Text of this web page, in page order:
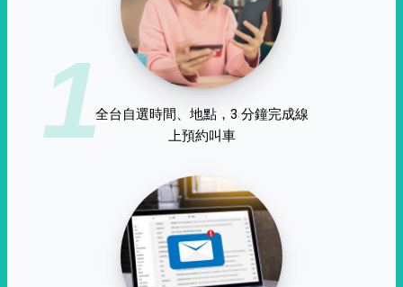
1全台自選時間、地點，3 分鐘完成線
上預約叫車